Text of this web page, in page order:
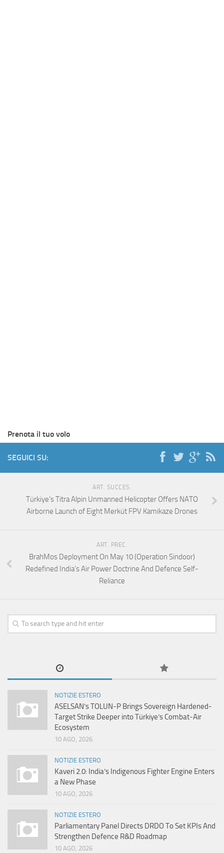
Prenota il tuo volo
SEGUICI SU:
ART. SUCCES.
Türkiye’s Titra Alpin Unmanned Helicopter Offers NATO
Airborne Launch of Eight Merküt FPV Kamikaze Drones
ART. PREC.
BrahMos Deployment On May 10 (Operation Sindoor)
Redefined India’s Air Power Doctrine And Defence Self-
Reliance
NOTIZIE ESTERO
ASELSAN’s TOLUN-P Brings Sovereign Hardened-
Target Strike Deeper into Türkiye’s Combat-Air
Ecosystem
10 AGO, 2026
NOTIZIE ESTERO
Kaveri 2.0: India’s Indigenous Fighter Engine Enters
a New Phase
10 AGO, 2026
NOTIZIE ESTERO
Parliamentary Panel Directs DRDO To Set KPIs And
Strengthen Defence R&D Roadmap
10 AGO, 2026